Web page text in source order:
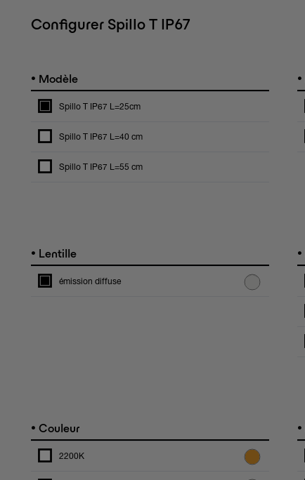
Configurer Spillo T IP67
• Modèle
Spillo T IP67 L=25cm
Spillo T IP67 L=40 cm
Spillo T IP67 L=55 cm
•
• Lentille
émission diffuse
•
• Couleur
2200K
•